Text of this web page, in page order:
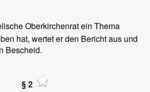
Oberkirchenrat ein Thema
hat, wertet er den Bericht aus und
Bescheid.
§ 2